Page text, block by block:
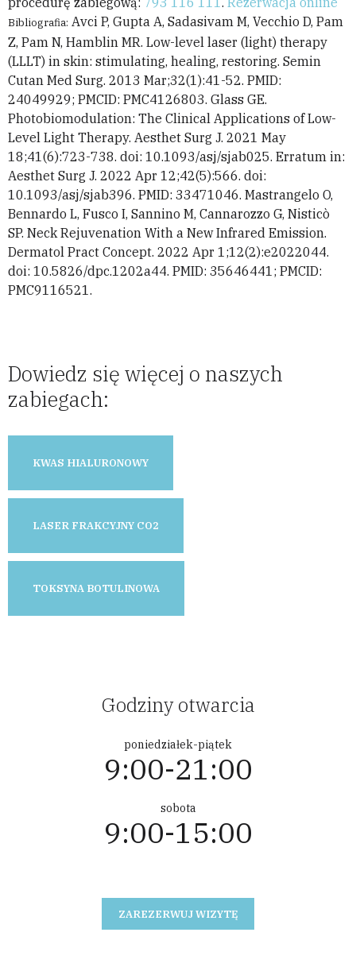
Bibliografia: Avci P, Gupta A, Sadasivam M, Vecchio D, Pam
Z, Pam N, Hamblin MR. Low-level laser (light) therapy
(LLLT) in skin: stimulating, healing, restoring. Semin
Cutan Med Surg. 2013 Mar;32(1):41-52. PMID:
24049929; PMCID: PMC4126803. Glass GE.
Photobiomodulation: The Clinical Applications of Low-
Level Light Therapy. Aesthet Surg J. 2021 May
18;41(6):723-738. doi: 10.1093/asj/sjab025. Erratum in:
Aesthet Surg J. 2022 Apr 12;42(5):566. doi:
10.1093/asj/sjab396. PMID: 33471046. Mastrangelo O,
Bennardo L, Fusco I, Sannino M, Cannarozzo G, Nisticò
SP. Neck Rejuvenation With a New Infrared Emission.
Dermatol Pract Concept. 2022 Apr 1;12(2):e2022044.
doi: 10.5826/dpc.1202a44. PMID: 35646441; PMCID:
PMC9116521.
Dowiedz się więcej o naszych
zabiegach:
KWAS HIALURONOWY
LASER FRAKCYJNY CO2
TOKSYNA BOTULINOWA
Godziny otwarcia
poniedziałek-piątek
9:00-21:00
sobota
9:00-15:00
ZAREZERWUJ WIZYTĘ